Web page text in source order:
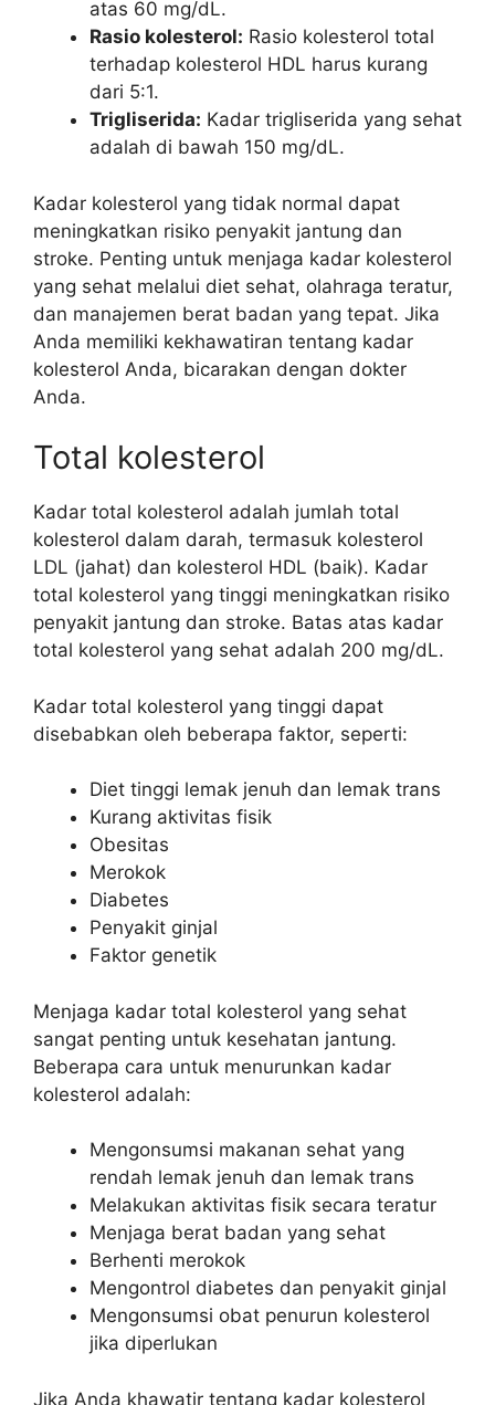
atas 60 mg/dL.
Rasio kolesterol: Rasio kolesterol total
terhadap kolesterol HDL harus kurang
dari 5:1.
Trigliserida: Kadar trigliserida yang sehat
adalah di bawah 150 mg/dL.
Kadar kolesterol yang tidak normal dapat
meningkatkan risiko penyakit jantung dan
stroke. Penting untuk menjaga kadar kolesterol
yang sehat melalui diet sehat, olahraga teratur,
dan manajemen berat badan yang tepat. Jika
Anda memiliki kekhawatiran tentang kadar
kolesterol Anda, bicarakan dengan dokter
Anda.
Total kolesterol
Kadar total kolesterol adalah jumlah total
kolesterol dalam darah, termasuk kolesterol
LDL (jahat) dan kolesterol HDL (baik). Kadar
total kolesterol yang tinggi meningkatkan risiko
penyakit jantung dan stroke. Batas atas kadar
total kolesterol yang sehat adalah 200 mg/dL.
Kadar total kolesterol yang tinggi dapat
disebabkan oleh beberapa faktor, seperti:
Diet tinggi lemak jenuh dan lemak trans
Kurang aktivitas fisik
Obesitas
Merokok
Diabetes
Penyakit ginjal
Faktor genetik
Menjaga kadar total kolesterol yang sehat
sangat penting untuk kesehatan jantung.
Beberapa cara untuk menurunkan kadar
kolesterol adalah:
Mengonsumsi makanan sehat yang
rendah lemak jenuh dan lemak trans
Melakukan aktivitas fisik secara teratur
Menjaga berat badan yang sehat
Berhenti merokok
Mengontrol diabetes dan penyakit ginjal
Mengonsumsi obat penurun kolesterol
jika diperlukan
Jika Anda khawatir tentang kadar kolesterol